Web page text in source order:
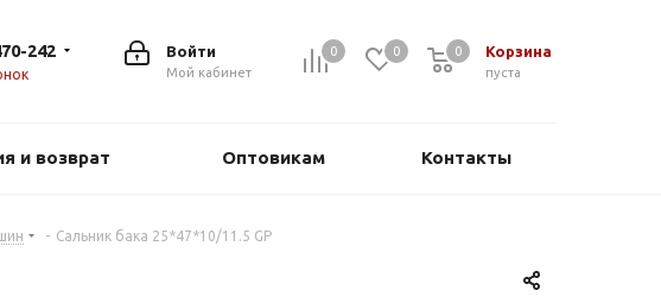
0 0 Корзина
0
пуста
0
Войти
Мой кабинет
242
и возврат Оптовикам Контакты
- Сальник бака 25*47*10/11.5 GP